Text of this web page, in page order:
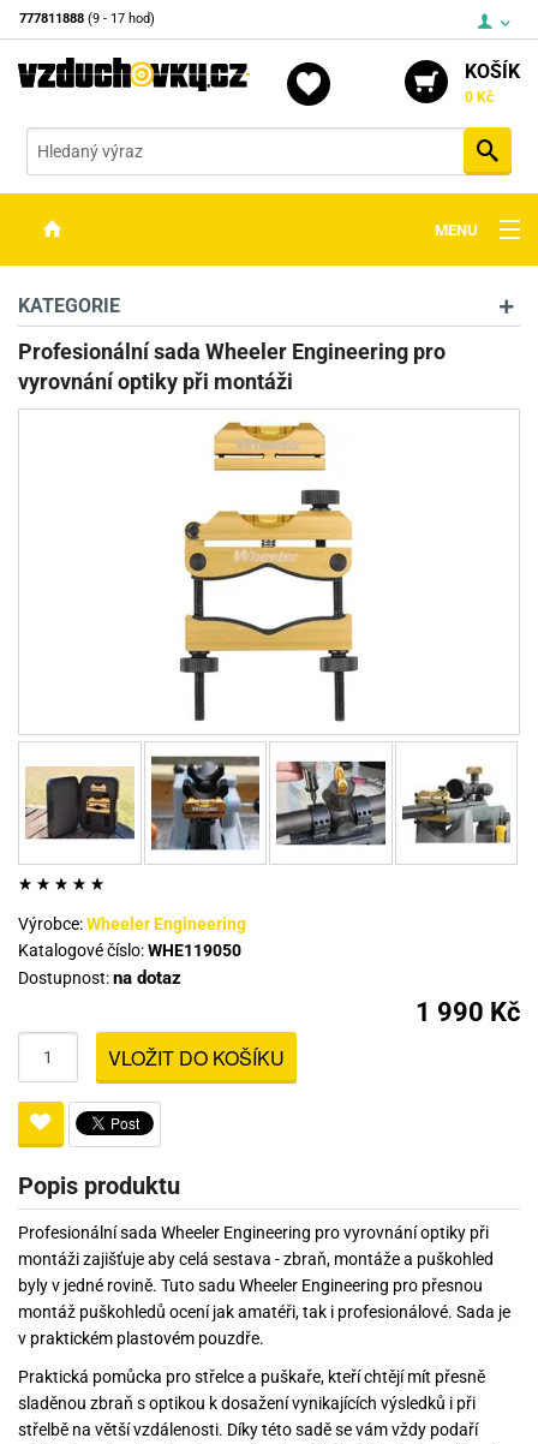
777811888 (9 - 17 hod)
KOŠÍK
0 Kč
MENU
OPTIKA
STŘELIVO
KATEGORIE
Profesionální sada Wheeler Engineering pro
vyrovnání optiky při montáži
Výrobce:Wheeler Engineering
Katalogové číslo:WHE119050
Dostupnost:na dotaz
1 990 Kč
VLOŽIT DO KOŠÍKU
Popis produktu
Profesionální sada Wheeler Engineering pro vyrovnání optiky při
montáži zajišťuje aby celá sestava - zbraň, montáže a puškohled
byly v jedné rovině. Tuto sadu Wheeler Engineering pro přesnou
montáž puškohledů ocení jak amatéři, tak i profesionálové. Sada je
v praktickém plastovém pouzdře.
Praktická pomůcka pro střelce a puškaře, kteří chtějí mít přesně
sladěnou zbraň s optikou k dosažení vynikajících výsledků i při
střelbě na větší vzdálenosti. Díky této sadě se vám vždy podaří